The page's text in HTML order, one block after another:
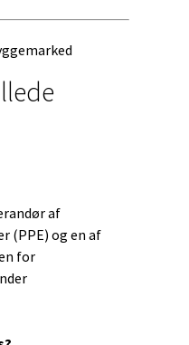
af
(PPE) og en af
for